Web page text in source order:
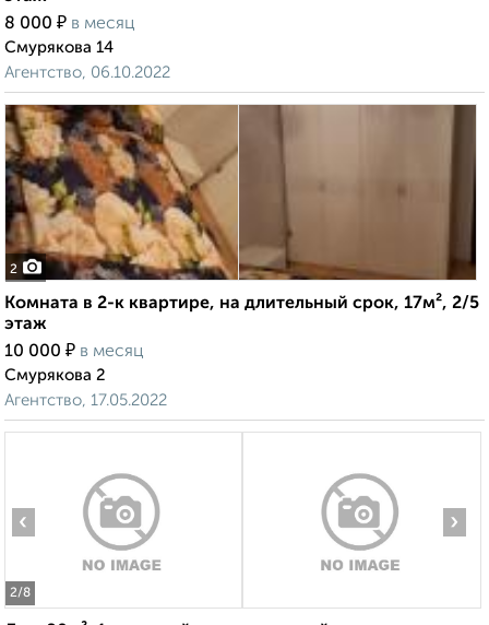
8 000 ₽ в месяц
Смурякова 14
Агентство, 06.10.2022
2
Комната в 2-к квартире, на длительный срок, 17м², 2/5
этаж
10 000 ₽ в месяц
Смурякова 2
Агентство, 17.05.2022
2/8
‹ ›